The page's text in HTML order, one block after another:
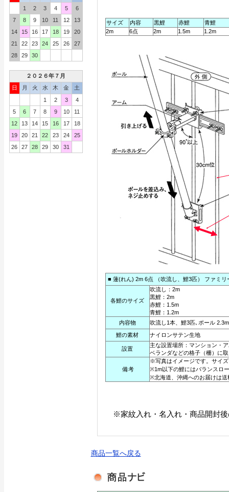
1
2 3 4 5
6
7
8 9 10 11 12
13
14
15 16 17 18 19
20
21
22 23 24 25 26
27
28
29 30
２０２６年７月
日
月 火 水 木 金
土
1
2 3
4
5
6 7 8 9 10
11
12
13 14 15 16 17
18
19
20 21 22 23 24
25
26
27 28 29 30 31
サイズ 内容 黒鯉 赤鯉
青鯉
2m
6点 2m 1.5m 1.2m
■ 蓮(れん) 2m 6点 （吹流し、鯉3匹） ファミリ
各鯉のサイズ
吹流し：2m
黒鯉：2m
赤鯉：1.5m
青鯉：1.2m
内容物
吹流し1本、鯉3匹､ポール 2.3m
鯉の素材
ナイロンサテン生地
設置
主な設置場所：マンション・
ベランダなどの格子（柵）に
備考
※写真はイメージです。サイ
※1m以下の鯉にはバランスロ
※北海道、沖縄へのお届けは
※家紋入れ・名入れ・商品開封
商品一覧へ戻る